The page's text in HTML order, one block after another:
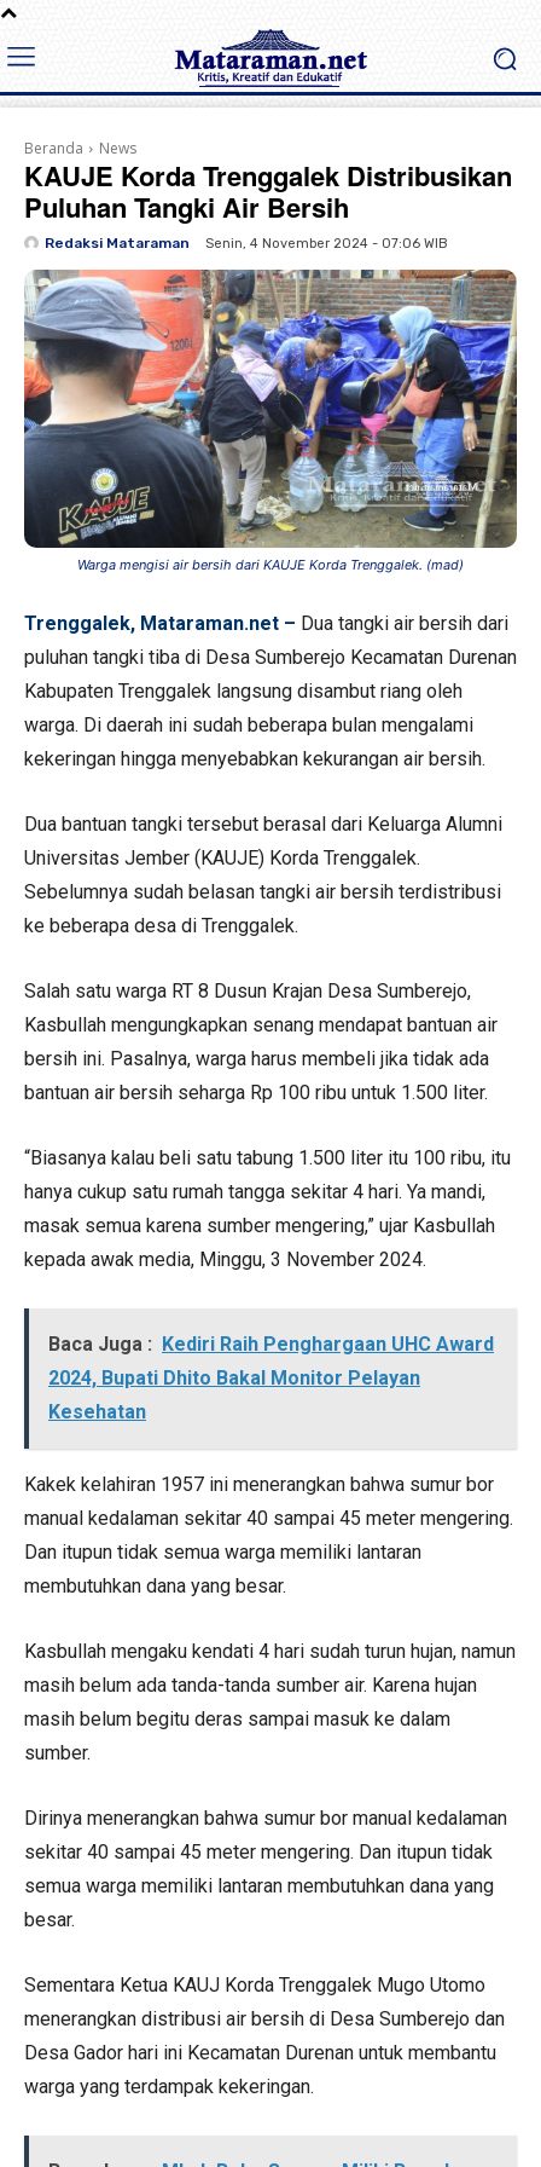
Beranda News
KAUJE Korda Trenggalek Distribusikan
Puluhan Tangki Air Bersih
Redaksi Mataraman Senin, 4 November 2024 - 07:06 WIB
Warga mengisi air bersih dari KAUJE Korda Trenggalek. (mad)
Trenggalek, Mataraman.net – Dua tangki air bersih dari
puluhan tangki tiba di Desa Sumberejo Kecamatan Durenan
Kabupaten Trenggalek langsung disambut riang oleh
warga. Di daerah ini sudah beberapa bulan mengalami
kekeringan hingga menyebabkan kekurangan air bersih.
Dua bantuan tangki tersebut berasal dari Keluarga Alumni
Universitas Jember (KAUJE) Korda Trenggalek.
Sebelumnya sudah belasan tangki air bersih terdistribusi
ke beberapa desa di Trenggalek.
Salah satu warga RT 8 Dusun Krajan Desa Sumberejo,
Kasbullah mengungkapkan senang mendapat bantuan air
bersih ini. Pasalnya, warga harus membeli jika tidak ada
bantuan air bersih seharga Rp 100 ribu untuk 1.500 liter.
“Biasanya kalau beli satu tabung 1.500 liter itu 100 ribu, itu
hanya cukup satu rumah tangga sekitar 4 hari. Ya mandi,
masak semua karena sumber mengering,” ujar Kasbullah
kepada awak media, Minggu, 3 November 2024.
Baca Juga : Kediri Raih Penghargaan UHC Award
2024, Bupati Dhito Bakal Monitor Pelayan
Kesehatan
Kakek kelahiran 1957 ini menerangkan bahwa sumur bor
manual kedalaman sekitar 40 sampai 45 meter mengering.
Dan itupun tidak semua warga memiliki lantaran
membutuhkan dana yang besar.
Kasbullah mengaku kendati 4 hari sudah turun hujan, namun
masih belum ada tanda-tanda sumber air. Karena hujan
masih belum begitu deras sampai masuk ke dalam
sumber.
Dirinya menerangkan bahwa sumur bor manual kedalaman
sekitar 40 sampai 45 meter mengering. Dan itupun tidak
semua warga memiliki lantaran membutuhkan dana yang
besar.
Sementara Ketua KAUJ Korda Trenggalek Mugo Utomo
menerangkan distribusi air bersih di Desa Sumberejo dan
Desa Gador hari ini Kecamatan Durenan untuk membantu
warga yang terdampak kekeringan.